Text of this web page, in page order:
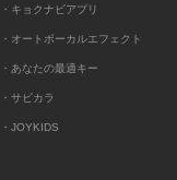
・キョクナビアプリ
・オートボーカルエフェクト
・あなたの最適キー
・サビカラ
・JOYKIDS